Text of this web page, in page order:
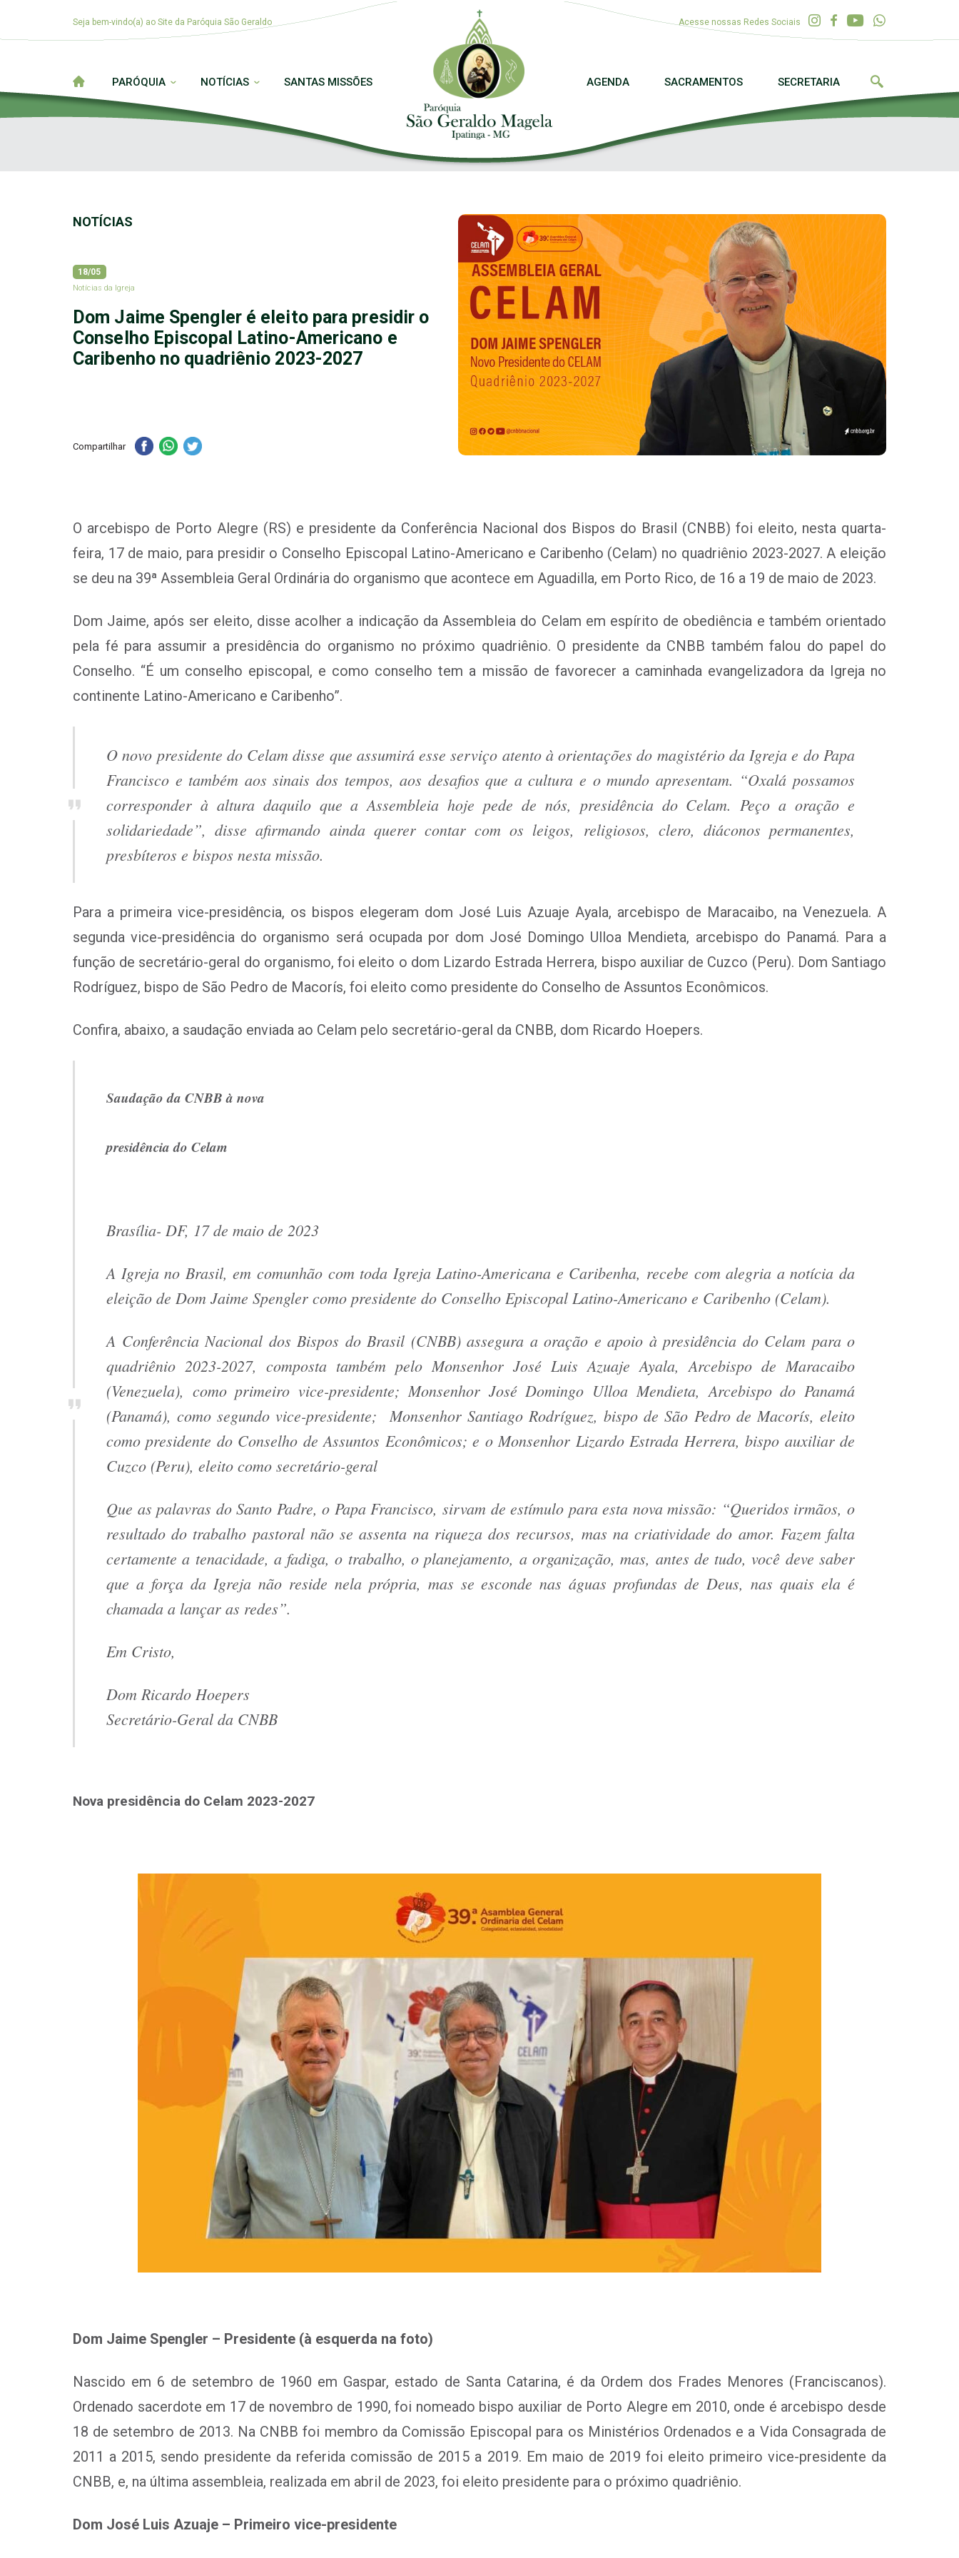
Seja bem-vindo(a) ao Site da Paróquia São Geraldo Acesse nossas Redes Sociais
PARÓQUIA NOTÍCIAS SANTAS MISSÕES AGENDA SACRAMENTOS SECRETARIA
NOTÍCIAS
18/05
Notícias da Igreja
Dom Jaime Spengler é eleito para presidir o
Conselho Episcopal Latino-Americano e
Caribenho no quadriênio 2023-2027
Compartilhar
O arcebispo de Porto Alegre (RS) e presidente da Conferência Nacional dos Bispos do Brasil (CNBB) foi eleito, nesta quarta-
feira, 17 de maio, para presidir o Conselho Episcopal Latino-Americano e Caribenho (Celam) no quadriênio 2023-2027. A eleição
se deu na 39ª Assembleia Geral Ordinária do organismo que acontece em Aguadilla, em Porto Rico, de 16 a 19 de maio de 2023.
Dom Jaime, após ser eleito, disse acolher a indicação da Assembleia do Celam em espírito de obediência e também orientado
pela fé para assumir a presidência do organismo no próximo quadriênio. O presidente da CNBB também falou do papel do
Conselho. “É um conselho episcopal, e como conselho tem a missão de favorecer a caminhada evangelizadora da Igreja no
continente Latino-Americano e Caribenho”.
O novo presidente do Celam disse que assumirá esse serviço atento à orientações do magistério da Igreja e do Papa
Francisco e também aos sinais dos tempos, aos desafios que a cultura e o mundo apresentam. “Oxalá possamos
corresponder à altura daquilo que a Assembleia hoje pede de nós, presidência do Celam. Peço a oração e
solidariedade”, disse afirmando ainda querer contar com os leigos, religiosos, clero, diáconos permanentes,
presbíteros e bispos nesta missão.
Para a primeira vice-presidência, os bispos elegeram dom José Luis Azuaje Ayala, arcebispo de Maracaibo, na Venezuela. A
segunda vice-presidência do organismo será ocupada por dom José Domingo Ulloa Mendieta, arcebispo do Panamá. Para a
função de secretário-geral do organismo, foi eleito o dom Lizardo Estrada Herrera, bispo auxiliar de Cuzco (Peru). Dom Santiago
Rodríguez, bispo de São Pedro de Macorís, foi eleito como presidente do Conselho de Assuntos Econômicos.
Confira, abaixo, a saudação enviada ao Celam pelo secretário-geral da CNBB, dom Ricardo Hoepers.
Saudação da CNBB à nova
presidência do Celam
Brasília- DF, 17 de maio de 2023
A Igreja no Brasil, em comunhão com toda Igreja Latino-Americana e Caribenha, recebe com alegria a notícia da
eleição de Dom Jaime Spengler como presidente do Conselho Episcopal Latino-Americano e Caribenho (Celam).
A Conferência Nacional dos Bispos do Brasil (CNBB) assegura a oração e apoio à presidência do Celam para o
quadriênio 2023-2027, composta também pelo Monsenhor José Luis Azuaje Ayala, Arcebispo de Maracaibo
(Venezuela), como primeiro vice-presidente; Monsenhor José Domingo Ulloa Mendieta, Arcebispo do Panamá
(Panamá), como segundo vice-presidente; Monsenhor Santiago Rodríguez, bispo de São Pedro de Macorís, eleito
como presidente do Conselho de Assuntos Econômicos; e o Monsenhor Lizardo Estrada Herrera, bispo auxiliar de
Cuzco (Peru), eleito como secretário-geral
Que as palavras do Santo Padre, o Papa Francisco, sirvam de estímulo para esta nova missão: “Queridos irmãos, o
resultado do trabalho pastoral não se assenta na riqueza dos recursos, mas na criatividade do amor. Fazem falta
certamente a tenacidade, a fadiga, o trabalho, o planejamento, a organização, mas, antes de tudo, você deve saber
que a força da Igreja não reside nela própria, mas se esconde nas águas profundas de Deus, nas quais ela é
chamada a lançar as redes”.
Em Cristo,
Dom Ricardo Hoepers
Secretário-Geral da CNBB
Nova presidência do Celam 2023-2027
Dom Jaime Spengler – Presidente (à esquerda na foto)
Nascido em 6 de setembro de 1960 em Gaspar, estado de Santa Catarina, é da Ordem dos Frades Menores (Franciscanos).
Ordenado sacerdote em 17 de novembro de 1990, foi nomeado bispo auxiliar de Porto Alegre em 2010, onde é arcebispo desde
18 de setembro de 2013. Na CNBB foi membro da Comissão Episcopal para os Ministérios Ordenados e a Vida Consagrada de
2011 a 2015, sendo presidente da referida comissão de 2015 a 2019. Em maio de 2019 foi eleito primeiro vice-presidente da
CNBB, e, na última assembleia, realizada em abril de 2023, foi eleito presidente para o próximo quadriênio.
Dom José Luis Azuaje – Primeiro vice-presidente